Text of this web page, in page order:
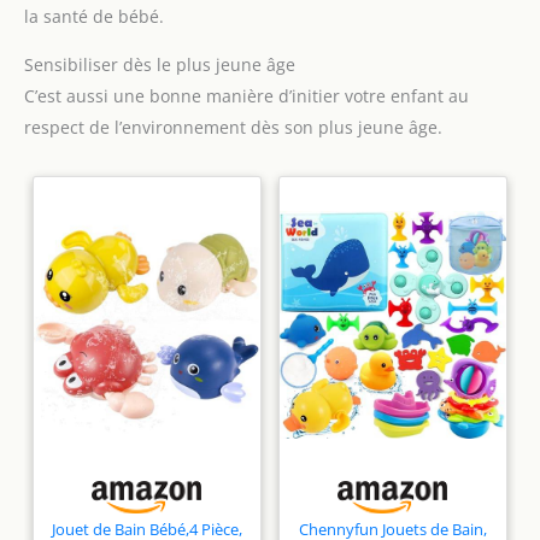
la santé de bébé.
Sensibiliser dès le plus jeune âge
C’est aussi une bonne manière d’initier votre enfant au
respect de l’environnement dès son plus jeune âge.
Jouet de Bain Bébé,4 Pièce,
Chennyfun Jouets de Bain,